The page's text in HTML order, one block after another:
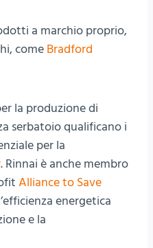
a marchio proprio,
come Bradford
la produzione di
serbatoio qualificano i
per la
. Rinnai è anche membro
Alliance to Save
energetica
e la